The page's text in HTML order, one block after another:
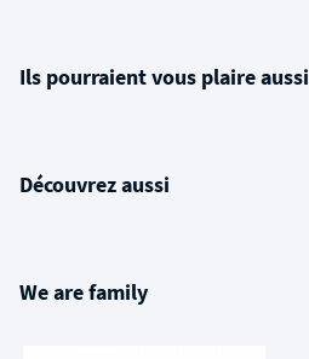
Ils pourraient vous plaire aussi
Découvrez aussi
We are family